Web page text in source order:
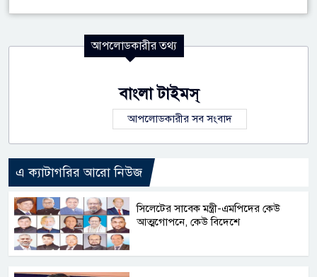
আপলোডকারীর তথ্য
বাংলা টাইমস্
আপলোডকারীর সব সংবাদ
এ ক্যাটাগরির আরো নিউজ
সিলেটের সাবেক মন্ত্রী-এমপিদের কেউ
আত্মগোপনে, কেউ বিদেশে